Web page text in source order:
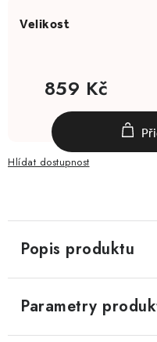
859 Kč
Hlídat
Popis produktu
Parametry